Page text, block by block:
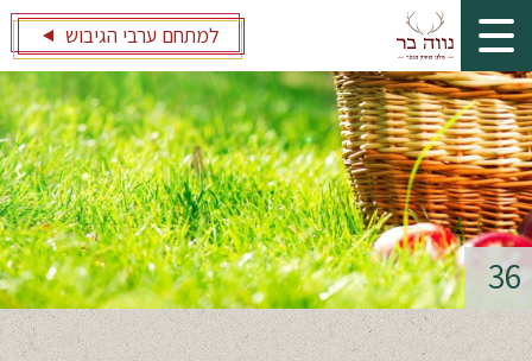
למתחם ערבי הגיבוש
36